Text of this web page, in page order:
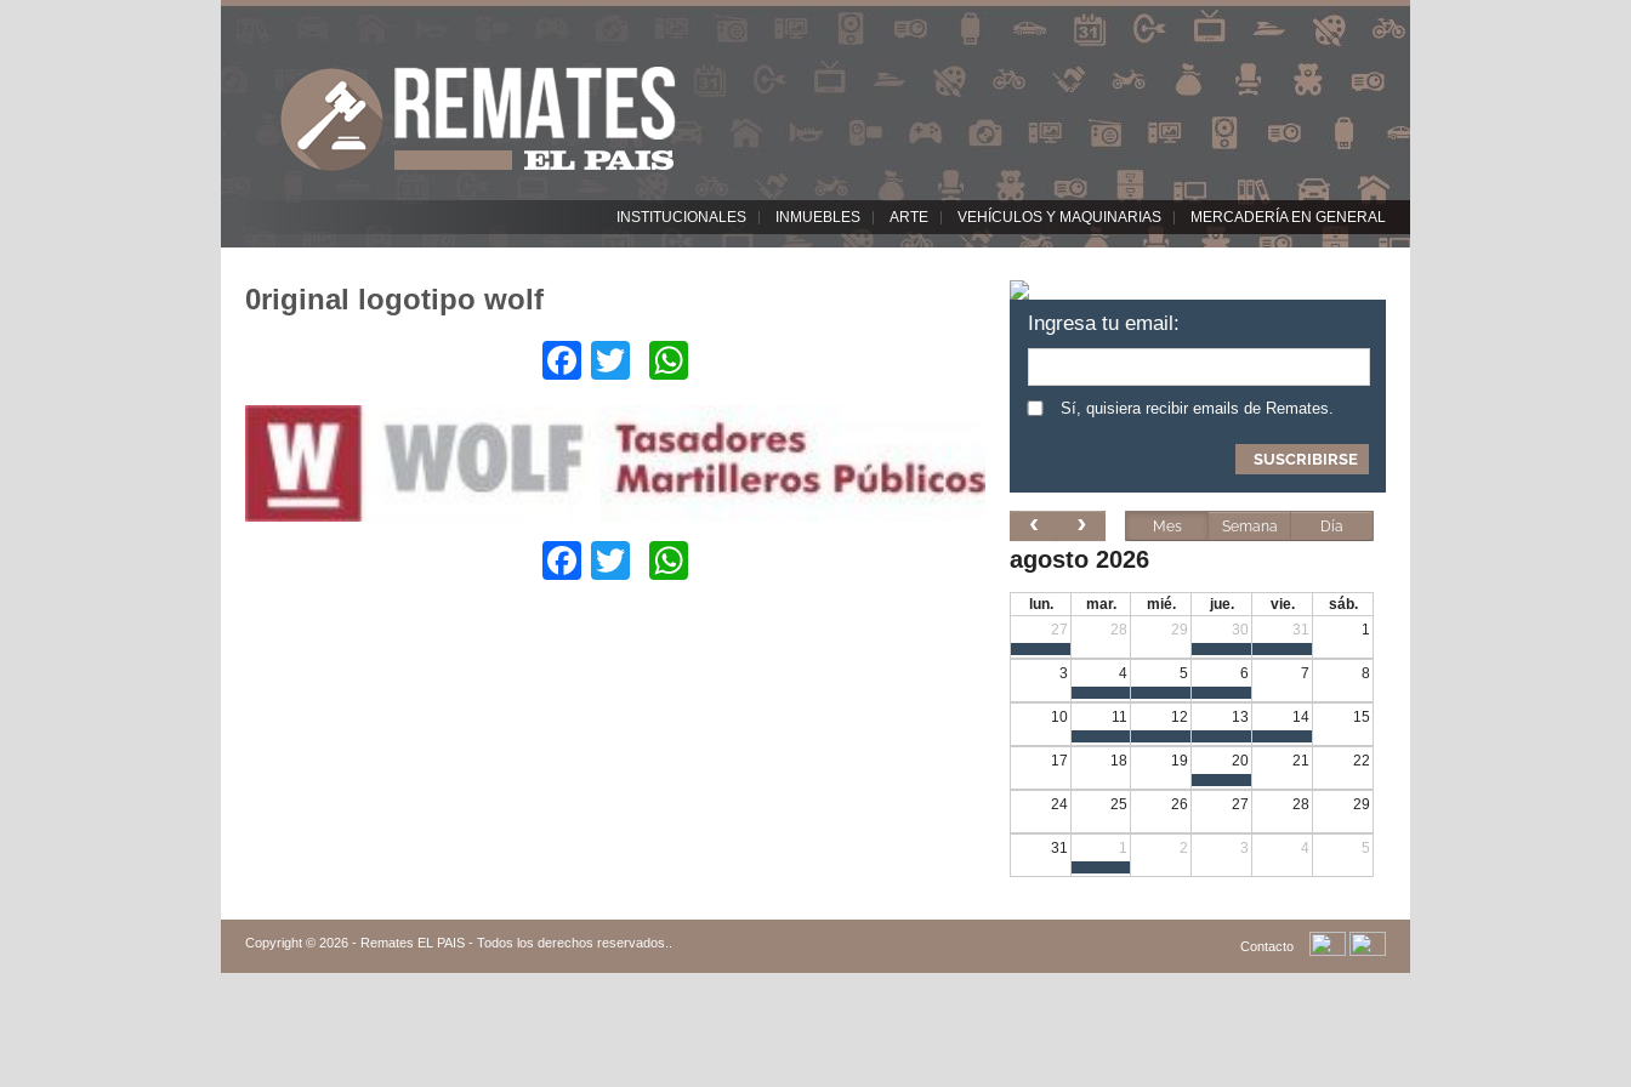
INSTITUCIONALES INMUEBLES ARTE VEHÍCULOS Y MAQUINARIAS MERCADERÍA EN GENERAL
0riginal logotipo wolf
Facebook
Twitter
Facebook
Twitter
Ingresa tu email:
Sí, quisiera recibir emails de Remates.
Mes Semana Día
agosto 2026
lun. mar. mié. jue. vie.
sáb.
27
28 29 30 31 1
3 4 5 6 7 8
10 11 12 13 14 15
17 18 19 20 21 22
24 25 26 27 28 29
31 1 2 3 4 5
Contacto
Copyright © 2026 - Remates EL PAIS - Todos los derechos reservados.